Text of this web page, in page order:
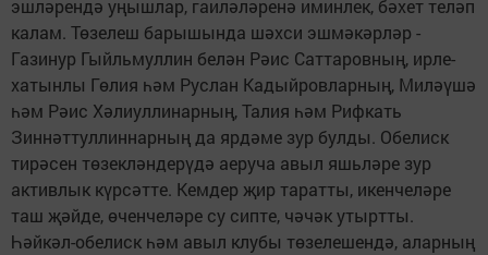
эшләрендә уңышлар, гаиләләренә иминлек, бәхет теләп
калам. Төзелеш барышында шәхси эшмәкәрләр -
Газинур Гыйльмуллин белән Рәис Саттаровның, ирле-
хатынлы Гөлия һәм Руслан Кадыйровларның, Миләүшә
һәм Рәис Хәлиуллинарның, Талия һәм Рифкать
Зиннәттуллиннарның да ярдәме зур булды. Обелиск
тирәсен төзекләндерүдә аеруча авыл яшьләре зур
активлык күрсәтте. Кемдер җир таратты, икенчеләре
таш җәйде, өченчеләре су сипте, чәчәк утыртты.
Һәйкәл-обелиск һәм авыл клубы төзелешендә, аларның